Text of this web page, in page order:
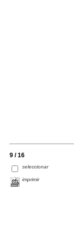
9 / 16
seleccionar
imprimir